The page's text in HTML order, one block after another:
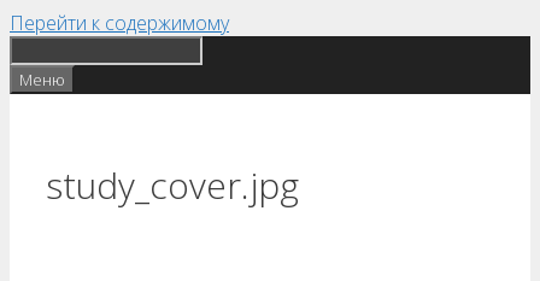
Перейти к содержимому
Меню
study_cover.jpg